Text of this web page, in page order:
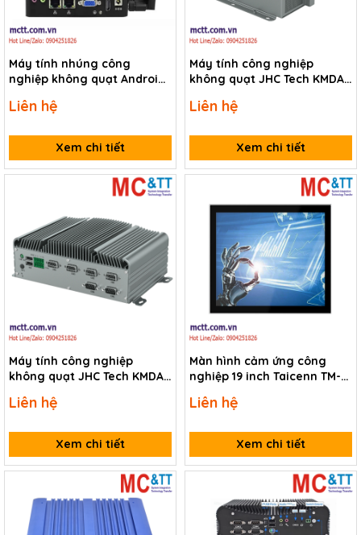
Máy tính nhúng công
nghiệp không quạt Android
Liên hệ
Xem chi tiết
Máy tính công nghiệp
không quạt JHC Tech KMDA-
Liên hệ
Xem chi tiết
Máy tính công nghiệp
không quạt JHC Tech KMDA-
Liên hệ
Xem chi tiết
Màn hình cảm ứng công
nghiệp 19 inch Taicenn TM-
Liên hệ
Xem chi tiết